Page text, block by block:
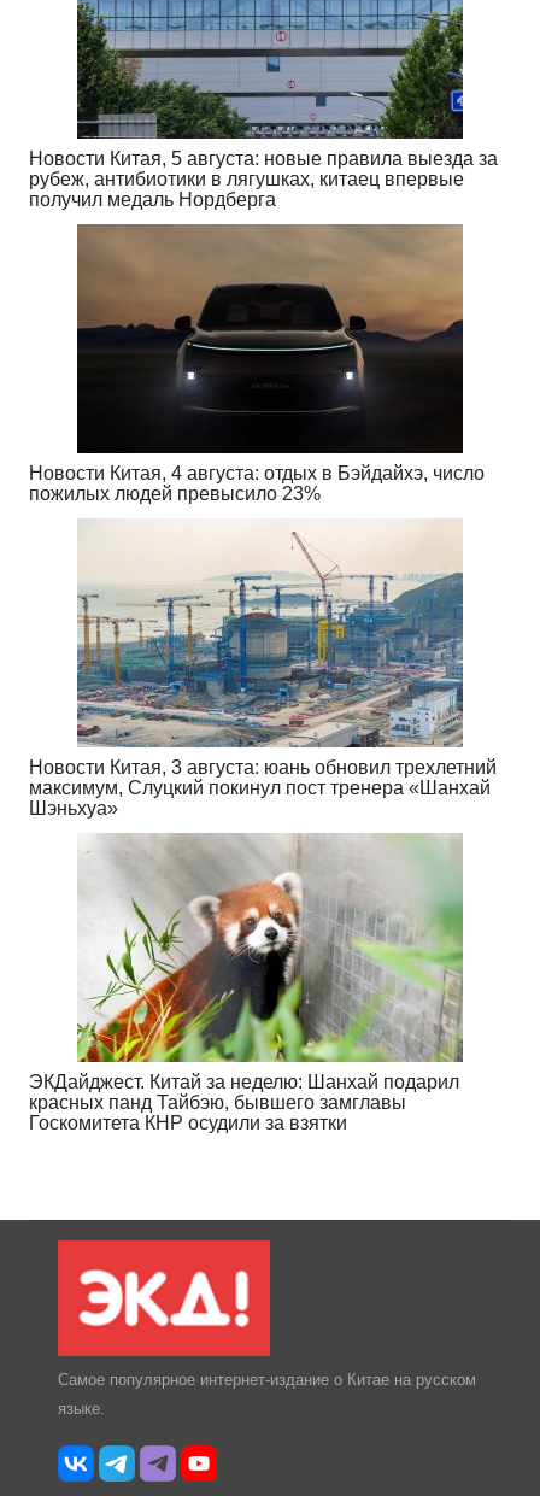
Новости Китая, 5 августа: новые правила выезда за
рубеж, антибиотики в лягушках, китаец впервые
получил медаль Нордберга
Новости Китая, 4 августа: отдых в Бэйдайхэ, число
пожилых людей превысило 23%
Новости Китая, 3 августа: юань обновил трехлетний
максимум, Слуцкий покинул пост тренера «Шанхай
Шэньхуа»
ЭКДайджест. Китай за неделю: Шанхай подарил
красных панд Тайбэю, бывшего замглавы
Госкомитета КНР осудили за взятки
Самое популярное интернет-издание о Китае на русском
языке.